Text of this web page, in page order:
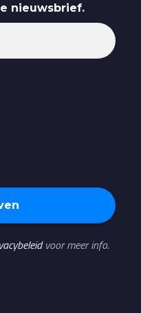
nieuwsbrief.
voor meer info.